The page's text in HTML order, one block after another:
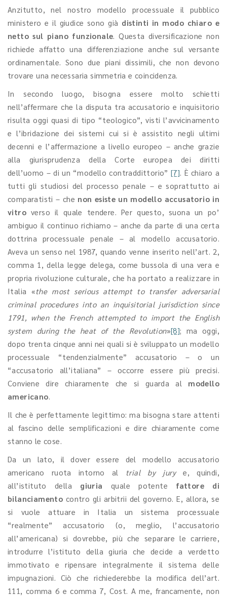
Anzitutto, nel nostro modello processuale il pubblico
ministero e il giudice sono già distinti in modo chiaro e
netto sul piano funzionale. Questa diversificazione non
richiede affatto una differenziazione anche sul versante
ordinamentale. Sono due piani dissimili, che non devono
trovare una necessaria simmetria e coincidenza.
In secondo luogo, bisogna essere molto schietti
nell’affermare che la disputa tra accusatorio e inquisitorio
risulta oggi quasi di tipo “teologico”, visti l’avvicinamento
e l’ibridazione dei sistemi cui si è assistito negli ultimi
decenni e l’affermazione a livello europeo – anche grazie
alla giurisprudenza della Corte europea dei diritti
dell’uomo – di un “modello contraddittorio” [7]. È chiaro a
tutti gli studiosi del processo penale – e soprattutto ai
comparatisti – che non esiste un modello accusatorio in
vitro verso il quale tendere. Per questo, suona un po’
ambiguo il continuo richiamo – anche da parte di una certa
dottrina processuale penale – al modello accusatorio.
Aveva un senso nel 1987, quando venne inserito nell’art. 2,
comma 1, della legge delega, come bussola di una vera e
propria rivoluzione culturale, che ha portato a realizzare in
Italia «the most serious attempt to transfer adversarial
criminal procedures into an inquisitorial jurisdiction since
1791, when the French attempted to import the English
system during the heat of the Revolution»[8]; ma oggi,
dopo trenta cinque anni nei quali si è sviluppato un modello
processuale “tendenzialmente” accusatorio – o un
“accusatorio all’italiana” – occorre essere più precisi.
Conviene dire chiaramente che si guarda al modello
americano.
Il che è perfettamente legittimo: ma bisogna stare attenti
al fascino delle semplificazioni e dire chiaramente come
stanno le cose.
Da un lato, il dover essere del modello accusatorio
americano ruota intorno al
trial by jurye, quindi,
all’istituto della giuria quale potente fattore di
bilanciamento contro gli arbitrii del governo. E, allora, se
si vuole attuare in Italia un sistema processuale
“realmente” accusatorio (o, meglio, l’accusatorio
all’americana) si dovrebbe, più che separare le carriere,
introdurre l’istituto della giuria che decide a verdetto
immotivato e ripensare integralmente il sistema delle
impugnazioni. Ciò che richiederebbe la modifica dell’art.
111, comma 6 e comma 7, Cost. A me, francamente, non